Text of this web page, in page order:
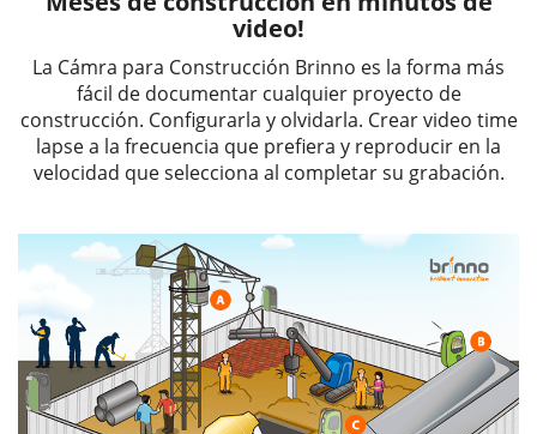
video!
La Cámra para Construcción Brinno es la forma más
fácil de documentar cualquier proyecto de
construcción. Configurarla y olvidarla. Crear video time
lapse a la frecuencia que prefiera y reproducir en la
velocidad que selecciona al completar su grabación.